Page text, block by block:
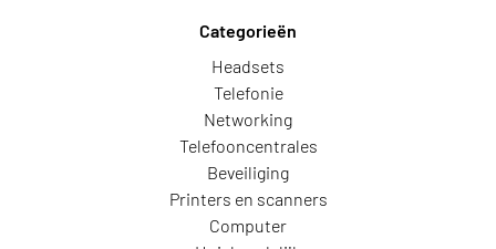
Categorieën
Headsets
Telefonie
Networking
Telefooncentrales
Beveiliging
Printers en scanners
Computer